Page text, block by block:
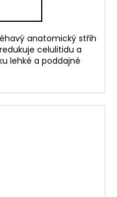
anatomický střih
celulitidu a
lehké a poddajné